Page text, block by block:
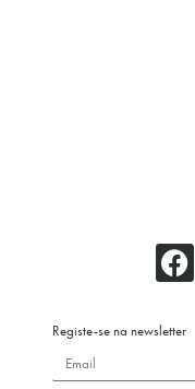
Registe-se na newsletter